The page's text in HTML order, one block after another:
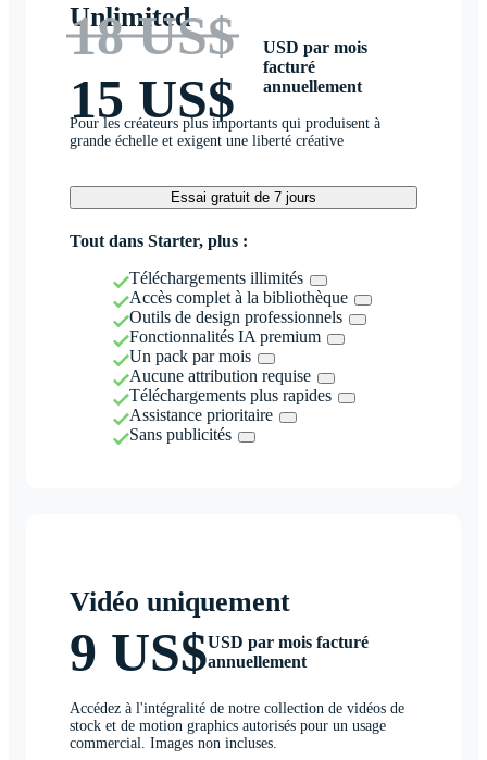
Unlimited
18 US$
15 US$
USD par mois
facturé
annuellement
Pour les créateurs plus importants qui produisent à
grande échelle et exigent une liberté créative
Essai gratuit de 7 jours
Tout dans Starter, plus :
Téléchargements illimités
Accès complet à la bibliothèque
Outils de design professionnels
Fonctionnalités IA premium
Un pack par mois
Aucune attribution requise
Téléchargements plus rapides
Assistance prioritaire
Sans publicités
Vidéo uniquement
9 US$USD par mois facturé
annuellement
Accédez à l'intégralité de notre collection de vidéos de
stock et de motion graphics autorisés pour un usage
commercial. Images non incluses.